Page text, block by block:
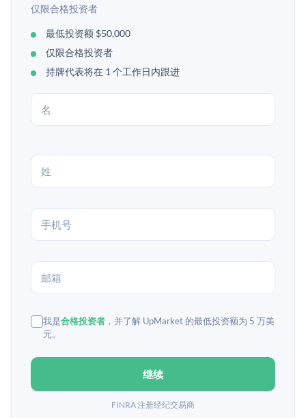
仅限合格投资者
最低投资额 $50,000
仅限合格投资者
持牌代表将在 1 个工作日内跟进
我是合格投资者 ，并了解 UpMarket 的最低投资额为 5 万美
元。
继续
FINRA 注册经纪交易商